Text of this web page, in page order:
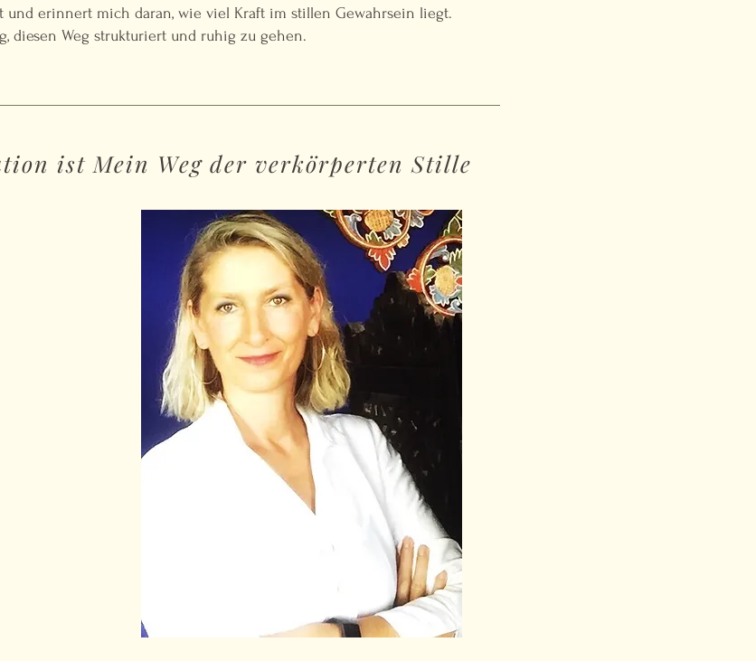
und erinnert mich daran, wie viel Kraft im stillen Gewahrsein liegt.
diesen Weg strukturiert und ruhig zu gehen.
ist Mein Weg der verkörperten Stille